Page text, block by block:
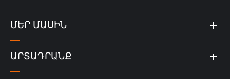
ՄԵՐ ՄԱՍԻՆ
ԱՐՏԱԴՐԱՆՔ